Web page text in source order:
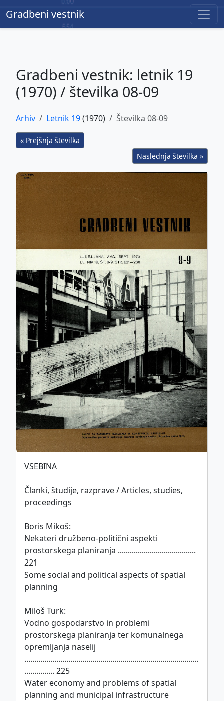
Gradbeni vestnik
Gradbeni vestnik
ISSN: 0017-2774
e-ISSN: 2536-4332
COBISS.SI-ID: 859140
UDK: 05:625
international license.
©ZDGITS1951-2026
Gradbeni vestnik: letnik 19
(1970) / številka 08-09
Arhiv Letnik 19(1970) Številka 08-09
« Prejšnja številka
Naslednja številka »
VSEBINA
Članki, študije, razprave / Articles, studies,
proceedings
Boris Mikoš:
Nekateri družbeno-politični aspekti
prostorskega planiranja .......................................
221
Some social and political aspects of spatial
planning
Miloš Turk:
Vodno gospodarstvo in problemi
prostorskega planiranja ter komunalnega
opremljanja naselij
.......................................................................................
............... 225
Water economy and problems of spatial
planning and municipal infrastructure